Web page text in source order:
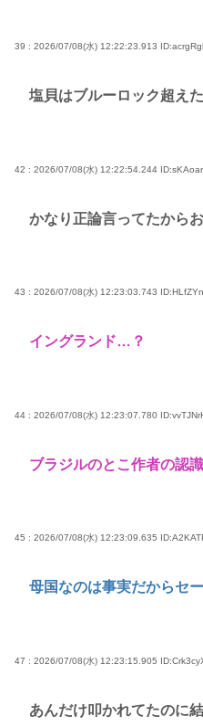
39 : 2026/07/08(水) 12:22:23.913
塩貝はブルーロック超えた
42 : 2026/07/08(水) 12:22:54.244
かなり正論言ってたから
43 : 2026/07/08(水) 12:23:03.743
イングランド…？
44 : 2026/07/08(水) 12:23:07.780
ブラジルのとこ作者の認
45 : 2026/07/08(水) 12:23:09.635
母国なのは事実だからセ
47 : 2026/07/08(水) 12:23:15.905
あんだけ叩かれてたのに